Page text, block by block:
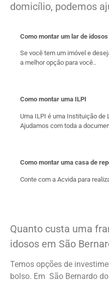
domicílio, podemos
Como montar um lar de idosos
Se você tem um imóvel e
a melhor opção para você..
Como montar uma ILPI
Uma ILPI é uma Instituição de
Ajudamos com toda a
Como montar uma casa de
Conte com a Acvida para
Quanto custa uma
idosos em São
Temos opções de
bolso. Em São Bernardo